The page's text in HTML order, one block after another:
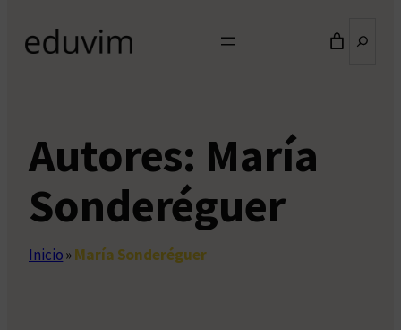
Autores: María
Sonderéguer
Inicio»María Sonderéguer